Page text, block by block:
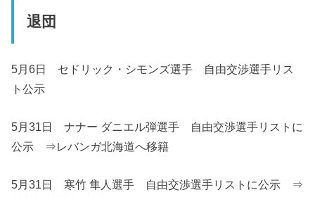
退団
5月6日 セドリック・シモンズ選手 自由交渉選手リス
ト公示
5月31日 ナナー ダニエル弾選手 自由交渉選手リストに
公示 ⇒レバンガ北海道へ移籍
5月31日 寒竹 隼人選手 自由交渉選手リストに公示 ⇒